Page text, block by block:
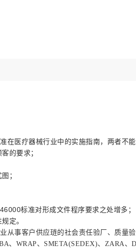
在医疗器械行业中的实施指南，两者不能
的要求；
；
标准对形成文件程序要求之处增多；
定。
从事客户供应琏的社会责任验厂、质量
、WRAP、SMETA(SEDEX)、ZARA、